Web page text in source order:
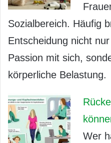
Sozialbereich. Häufig
Entscheidung nicht
Passion mit sich,
körperliche Belastung.
Wer